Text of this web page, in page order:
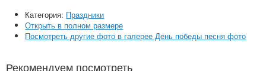
Категория: Праздники
Открыть в полном размере
Посмотреть другие фото в галерее День победы песня фото
Рекомендуем посмотреть